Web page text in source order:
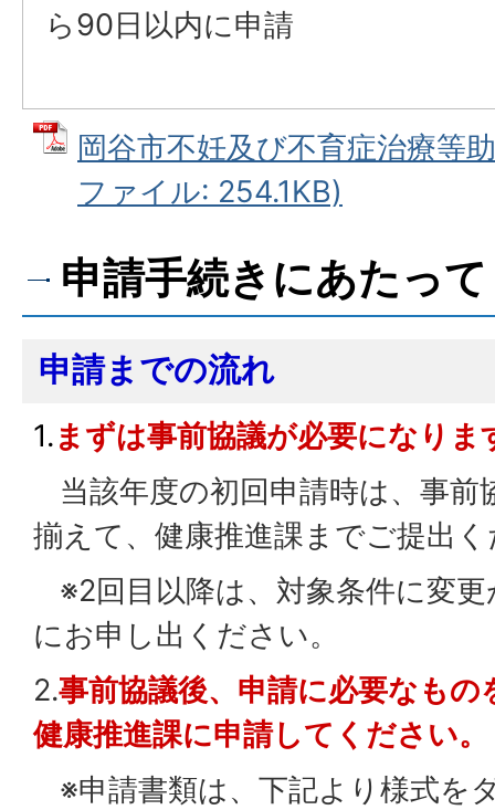
ら90日以内に申請
岡谷市不妊及び不育症治療等
ファイル: 254.1KB)
申請手続きにあたって
申請までの流れ
1.まずは事前協議が必要になりま
当該年度の初回申請時は、事前
揃えて、健康推進課までご提出
※2回目以降は、対象条件に変
にお申し出ください。
2.事前協議後、申請に必要なも
健康推進課に申請してください。
※申請書類は、下記より様式を